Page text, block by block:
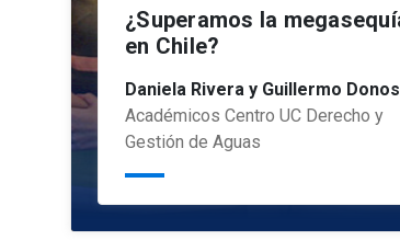
¿Superamos la
en Chile?
Daniela Rivera y Guillermo
Académicos Centro UC Derecho y
Gestión de Aguas